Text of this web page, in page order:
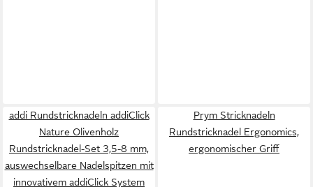
addi Rundstricknadeln addiClick
Nature Olivenholz
Rundstricknadel-Set 3,5-8 mm,
auswechselbare Nadelspitzen mit
innovativem addiClick System
Prym Stricknadeln
Rundstricknadel Ergonomics,
ergonomischer Griff